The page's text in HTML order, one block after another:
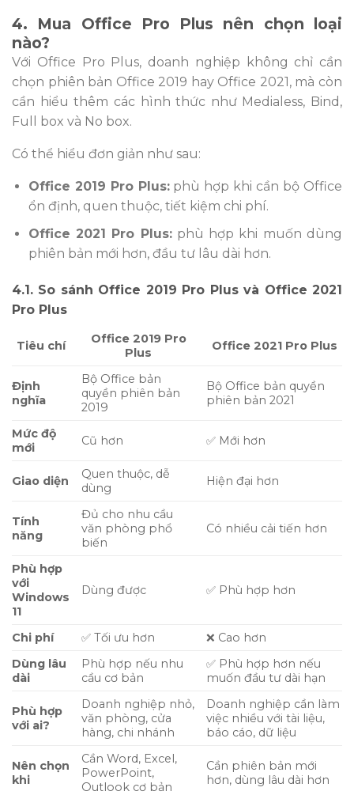
4. Mua Office Pro Plus nên chọn loại
nào?
Với Office Pro Plus, doanh nghiệp không chỉ cần
chọn phiên bản Office 2019 hay Office 2021, mà còn
cần hiểu thêm các hình thức như Medialess, Bind,
Full box và No box.
Có thể hiểu đơn giản như sau:
Office 2019 Pro Plus:phù hợp khi cần bộ Office
ổn định, quen thuộc, tiết kiệm chi phí.
Office 2021 Pro Plus:phù hợp khi muốn dùng
phiên bản mới hơn, đầu tư lâu dài hơn.
4.1. So sánh Office 2019 Pro Plus và Office 2021
Pro Plus
Tiêu chí
Office 2019 Pro
Plus
Office 2021 Pro Plus
Định
nghĩa
Bộ Office bản
quyền phiên bản
2019
Bộ Office bản quyền
phiên bản 2021
Mức độ
mới
Cũ hơn ✅ Mới hơn
Giao diện
Quen thuộc, dễ
dùng
Hiện đại hơn
Tính
năng
Đủ cho nhu cầu
văn phòng phổ
biến
Có nhiều cải tiến hơn
Phù hợp
với
Windows
11
Dùng được ✅ Phù hợp hơn
Chi phí ✅ Tối ưu hơn
❌ Cao hơn
Dùng lâu
dài
Phù hợp nếu nhu
cầu cơ bản
✅ Phù hợp hơn nếu
muốn đầu tư dài hạn
Phù hợp
với ai?
Doanh nghiệp nhỏ,
văn phòng, cửa
hàng, chi nhánh
Doanh nghiệp cần làm
việc nhiều với tài liệu,
báo cáo, dữ liệu
Nên chọn
khi
Cần Word, Excel,
PowerPoint,
Outlook cơ bản
Cần phiên bản mới
hơn, dùng lâu dài hơn